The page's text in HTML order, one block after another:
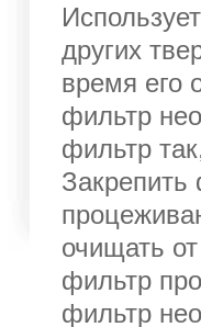
других
время его
фильтр
фильтр
очищать
фильтр
фильтр